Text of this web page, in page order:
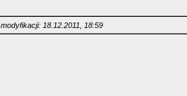
18.12.2011, 18:59